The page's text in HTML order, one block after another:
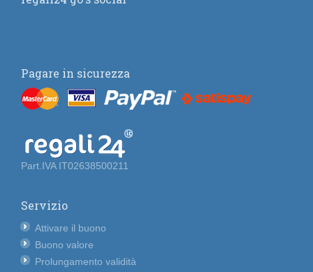
Pagare in sicurezza
Part.IVA IT02638500211
Servizio
Attivare il buono
Buono valore
Prolungamento validità